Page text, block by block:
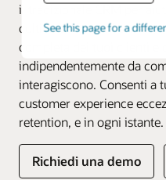
See this page for a
il tradizionale CRM per
coltivare relazioni durature
completa dei tuoi clienti e
indipendentemente da
interagiscono. Consenti a
customer experience
retention, e in ogni istante.
Richiedi una demo